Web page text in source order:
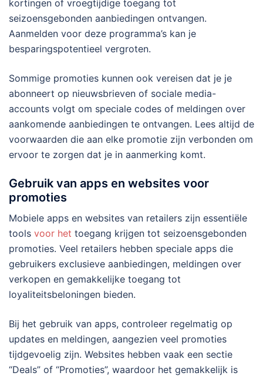
kortingen of vroegtijdige toegang tot
seizoensgebonden aanbiedingen ontvangen.
Aanmelden voor deze programma’s kan je
besparingspotentieel vergroten.
Sommige promoties kunnen ook vereisen dat je je
abonneert op nieuwsbrieven of sociale media-
accounts volgt om speciale codes of meldingen over
aankomende aanbiedingen te ontvangen. Lees altijd de
voorwaarden die aan elke promotie zijn verbonden om
ervoor te zorgen dat je in aanmerking komt.
Gebruik van apps en websites voor
promoties
Mobiele apps en websites van retailers zijn essentiële
tools voor het toegang krijgen tot seizoensgebonden
promoties. Veel retailers hebben speciale apps die
gebruikers exclusieve aanbiedingen, meldingen over
verkopen en gemakkelijke toegang tot
loyaliteitsbeloningen bieden.
Bij het gebruik van apps, controleer regelmatig op
updates en meldingen, aangezien veel promoties
tijdgevoelig zijn. Websites hebben vaak een sectie
“Deals” of “Promoties”, waardoor het gemakkelijk is